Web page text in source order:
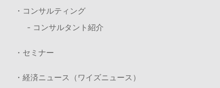
・コンサルティング
- コンサルタント紹介
・セミナー
・経済ニュース（ワイズニュース）